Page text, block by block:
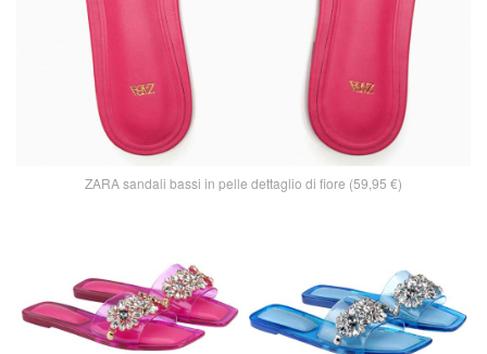
ZARA sandali bassi in pelle dettaglio di fiore (59,95 €)